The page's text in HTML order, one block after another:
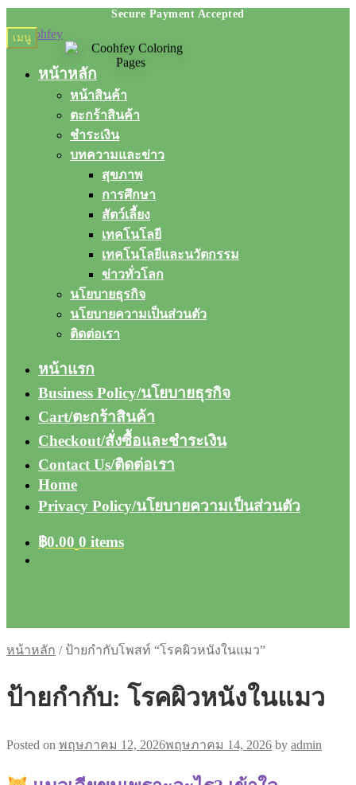
Skip
to
Skip
to
เมนู
หน้าหลัก
หน้าสินค้า
ตะกร้าสินค้า
ชำระเงิน
บทความและข่าว
สุขภาพ
การศึกษา
สัตว์เลี้ยง
เทคโนโลยี
เทคโนโลยีและนวัตกรรม
ข่าวทั่วโลก
นโยบายธุรกิจ
นโยบายความเป็นส่วนตัว
ติดต่อเรา
หน้าแรก
Business Policy/นโยบายธุรกิจ
Cart/ตะกร้าสินค้า
Checkout/สั่งซื้อและชำระเงิน
Contact Us/ติดต่อเรา
Home
Privacy Policy/นโยบายความเป็นส่วนตัว
฿0.00 0 items
หน้าหลัก / ป้ายกำกับโพสท์ “โรคผิวหนังในแมว”
ป้ายกำกับ: โรคผิวหนังในแมว
Posted on พฤษภาคม 12, 2026พฤษภาคม 14, 2026 by admin